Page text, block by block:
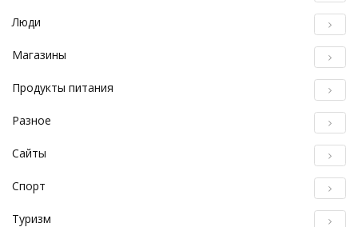
Люди
Магазины
Продукты питания
Разное
Сайты
Спорт
Туризм